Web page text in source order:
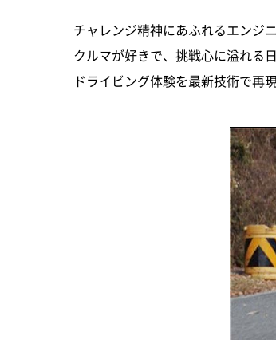
チャレンジ精神にあふれるエンジ
クルマが好きで、挑戦心に溢れる
ドライビング体験を最新技術で再